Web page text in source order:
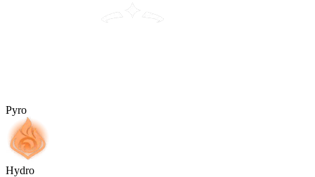
Pyro
Hydro